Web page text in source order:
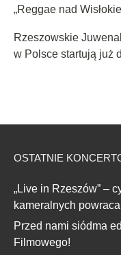
„Reggae nad
Rzeszowskie
w Polsce startują już
OSTATNIE
„Live in Rzeszów” –
kameralnych
Przed nami siódma
Filmowego!